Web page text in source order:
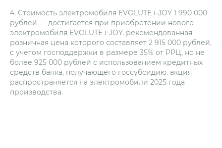
4. Стоимость электромобиля EVOLUTE i‑JOY 1 990 000
рублей — достигается при приобретении нового
электромобиля EVOLUTE i‑JOY, рекомендованная
розничная цена которого составляет 2 915 000 рублей,
с учетом господдержки в размере 35% от РРЦ, но не
более 925 000 рублей с использованием кредитных
средств банка, получающего госсубсидию. акция
распространяется на электромобили 2025 года
производства.